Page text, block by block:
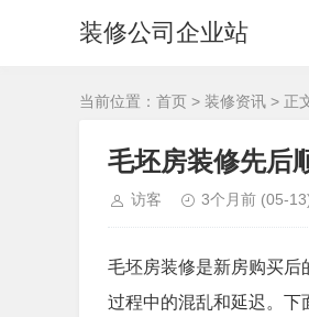
装修公司企业站
当前位置： 首页 > 装修资讯 > 正
毛坯房装修先后
访客 3个月前 (05-
毛坯房装修是新房购买后
过程中的混乱和延迟。下